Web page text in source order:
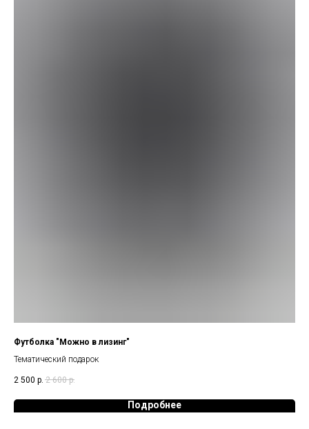
Футболка "Можно в лизинг"
Тематический подарок
2 500 р. 2 600 р.
Подробнее